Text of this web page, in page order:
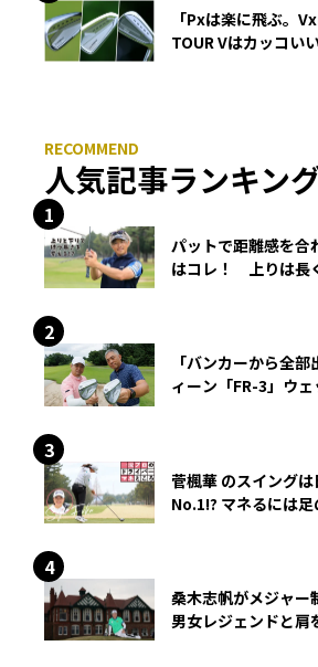
「Pxは楽に飛ぶ。
TOUR Vはカッコい
人気記事ランキン
パットで距離感を合
はコレ！ 上りは長
「バンカーから全
ィーン「FR-3」ウ
菅楓華 のスイング
No.1!? マネるに
桑木志帆がメジャー
男女レジェンドと肩